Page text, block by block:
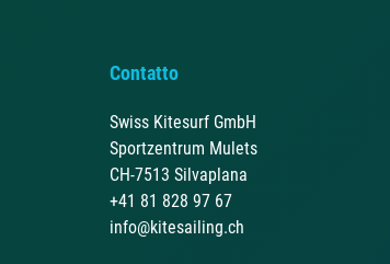
Contatto
Swiss Kitesurf GmbH
Sportzentrum Mulets
CH-7513 Silvaplana
+41 81 828 97 67
info@kitesailing.ch